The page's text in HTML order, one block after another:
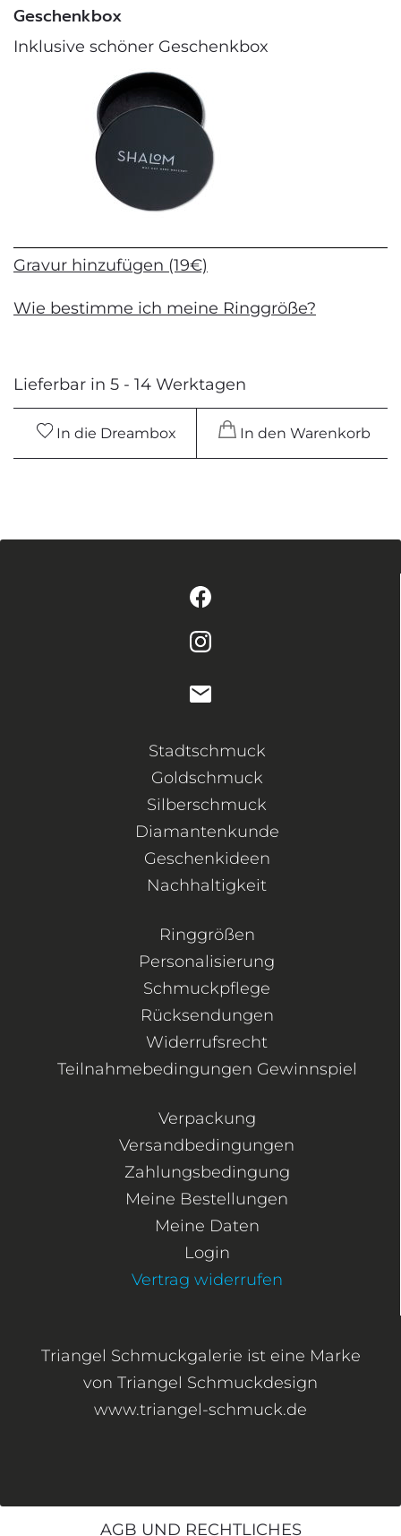
Geschenkbox
Inklusive schöner Geschenkbox
Gravur hinzufügen (19€)
Wie bestimme ich meine Ringgröße?
Lieferbar in 5 - 14 Werktagen
In die Dreambox In den Warenkorb
Stadtschmuck
Goldschmuck
Silberschmuck
Diamantenkunde
Geschenkideen
Nachhaltigkeit
Ringgrößen
Personalisierung
Schmuckpflege
Rücksendungen
Widerrufsrecht
Teilnahmebedingungen Gewinnspiel
Verpackung
Versandbedingungen
Zahlungsbedingung
Meine Bestellungen
Meine Daten
Login
Vertrag widerrufen
Triangel Schmuckgalerie ist eine Marke
von Triangel Schmuckdesign
www.triangel-schmuck.de
AGB UND RECHTLICHES